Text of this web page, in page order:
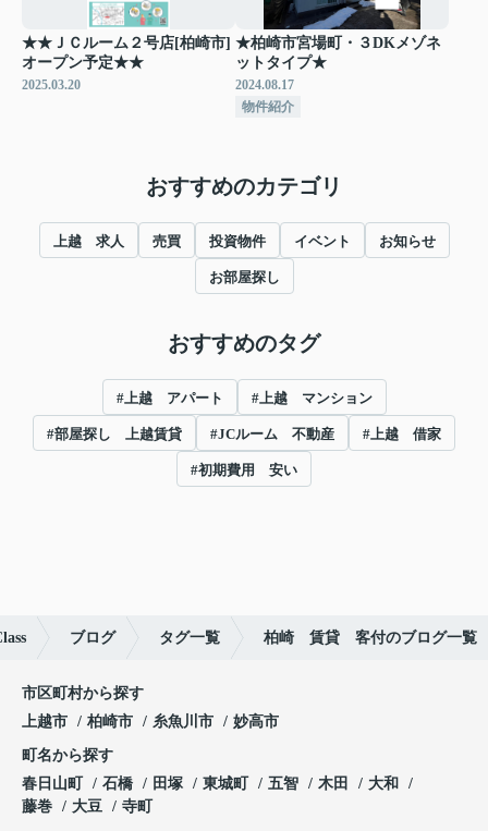
★★ＪＣルーム２号店[柏崎市]
オープン予定★★
2025.03.20
★柏崎市宮場町・３DKメゾネ
ットタイプ★
2024.08.17
物件紹介
おすすめのカテゴリ
上越 求人 売買 投資物件 イベント お知らせ
お部屋探し
おすすめのタグ
#上越 アパート #上越 マンション
#部屋探し 上越賃貸 #JCルーム 不動産 #上越 借家
#初期費用 安い
ブログ タグ一覧 柏崎 賃貸 客付のブログ一覧
市区町村から探す
上越市
柏崎市 糸魚川市 妙高市
町名から探す
春日山町
石橋 田塚 東城町 五智 木田
大和
藤巻
大豆 寺町